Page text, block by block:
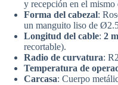
y recepción en el mismo
Forma del cabezal:
un manguito liso de
Longitud del cable: 2
recortable).
Radio de curvatura:
Temperatura de
Carcasa: Cuerpo